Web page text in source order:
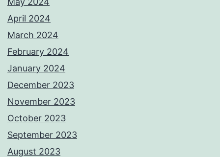
April 2024
March 2024
February 2024
January 2024
December 2023
November 2023
October 2023
September 2023
August 2023